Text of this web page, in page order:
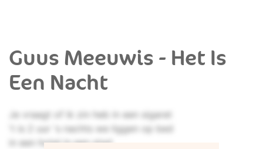
Guus Meeuwis - Het Is
Een Nacht
Je vraagt of ik zin heb in een sigaret
't is 2 uur 's nachts we liggen op bed
in een hotel in een stad